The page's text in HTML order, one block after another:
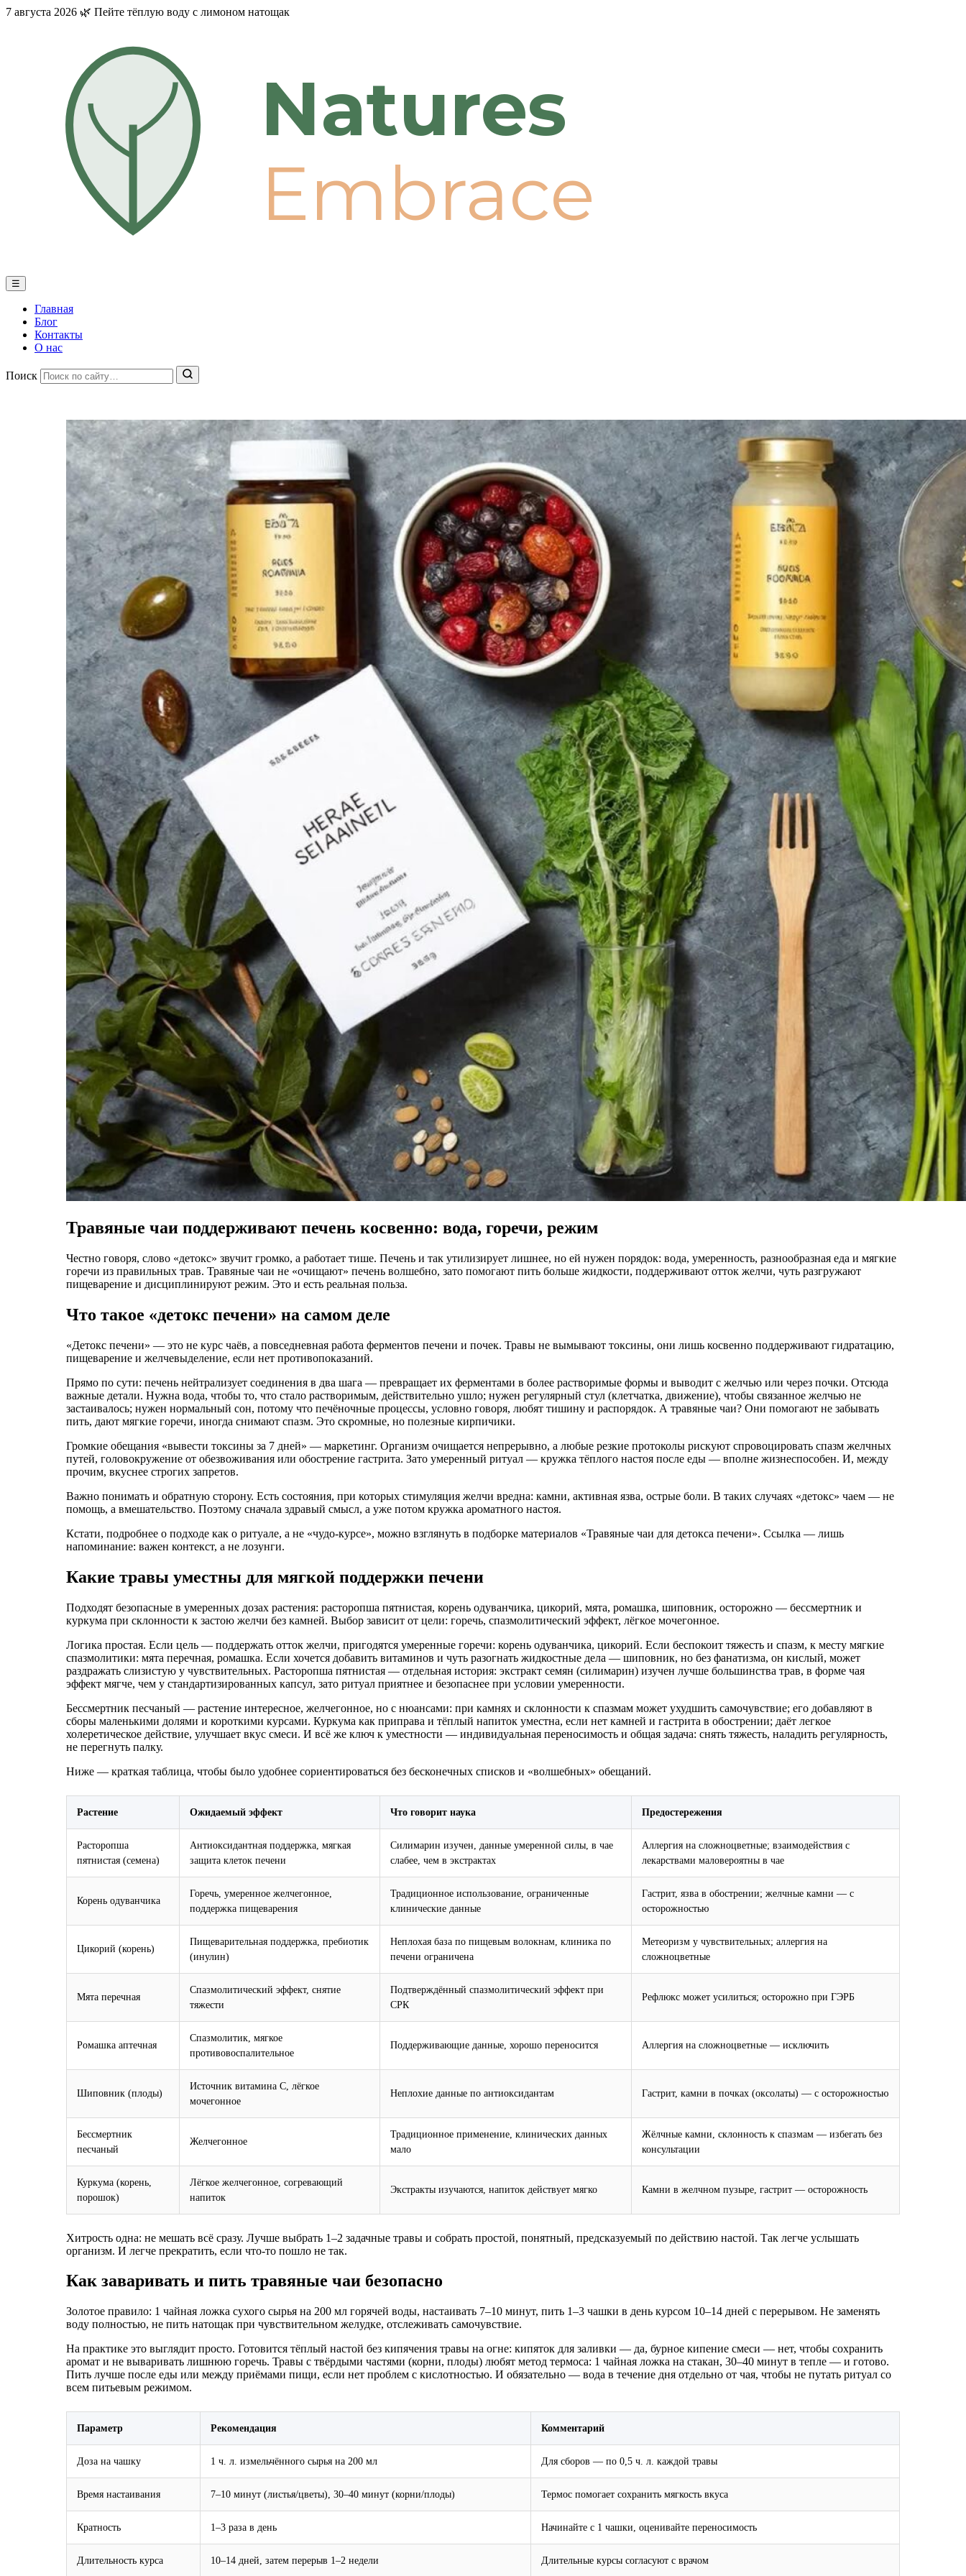
7 августа 2026 🌿 Пейте тёплую воду с лимоном натощак
Natures
Embrace
☰
Главная
Блог
Контакты
О нас
Поиск
Травяные чаи поддерживают печень косвенно: вода, горечи, режим
Честно говоря, слово «детокс» звучит громко, а работает тише. Печень и так утилизирует лишнее, но ей нужен порядок: вода, умеренность, разнообразная еда и мягкие
горечи из правильных трав. Травяные чаи не «очищают» печень волшебно, зато помогают пить больше жидкости, поддерживают отток желчи, чуть разгружают
пищеварение и дисциплинируют режим. Это и есть реальная польза.
Что такое «детокс печени» на самом деле
«Детокс печени» — это не курс чаёв, а повседневная работа ферментов печени и почек. Травы не вымывают токсины, они лишь косвенно поддерживают гидратацию,
пищеварение и желчевыделение, если нет противопоказаний.
Прямо по сути: печень нейтрализует соединения в два шага — превращает их ферментами в более растворимые формы и выводит с желчью или через почки. Отсюда
важные детали. Нужна вода, чтобы то, что стало растворимым, действительно ушло; нужен регулярный стул (клетчатка, движение), чтобы связанное желчью не
застаивалось; нужен нормальный сон, потому что печёночные процессы, условно говоря, любят тишину и распорядок. А травяные чаи? Они помогают не забывать
пить, дают мягкие горечи, иногда снимают спазм. Это скромные, но полезные кирпичики.
Громкие обещания «вывести токсины за 7 дней» — маркетинг. Организм очищается непрерывно, а любые резкие протоколы рискуют спровоцировать спазм желчных
путей, головокружение от обезвоживания или обострение гастрита. Зато умеренный ритуал — кружка тёплого настоя после еды — вполне жизнеспособен. И, между
прочим, вкуснее строгих запретов.
Важно понимать и обратную сторону. Есть состояния, при которых стимуляция желчи вредна: камни, активная язва, острые боли. В таких случаях «детокс» чаем — не
помощь, а вмешательство. Поэтому сначала здравый смысл, а уже потом кружка ароматного настоя.
Кстати, подробнее о подходе как о ритуале, а не «чудо-курсе», можно взглянуть в подборке материалов «Травяные чаи для детокса печени». Ссылка — лишь
напоминание: важен контекст, а не лозунги.
Какие травы уместны для мягкой поддержки печени
Подходят безопасные в умеренных дозах растения: расторопша пятнистая, корень одуванчика, цикорий, мята, ромашка, шиповник, осторожно — бессмертник и
куркума при склонности к застою желчи без камней. Выбор зависит от цели: горечь, спазмолитический эффект, лёгкое мочегонное.
Логика простая. Если цель — поддержать отток желчи, пригодятся умеренные горечи: корень одуванчика, цикорий. Если беспокоит тяжесть и спазм, к месту мягкие
спазмолитики: мята перечная, ромашка. Если хочется добавить витаминов и чуть разогнать жидкостные дела — шиповник, но без фанатизма, он кислый, может
раздражать слизистую у чувствительных. Расторопша пятнистая — отдельная история: экстракт семян (силимарин) изучен лучше большинства трав, в форме чая
эффект мягче, чем у стандартизированных капсул, зато ритуал приятнее и безопаснее при условии умеренности.
Бессмертник песчаный — растение интересное, желчегонное, но с нюансами: при камнях и склонности к спазмам может ухудшить самочувствие; его добавляют в
сборы маленькими долями и короткими курсами. Куркума как приправа и тёплый напиток уместна, если нет камней и гастрита в обострении; даёт легкое
холеретическое действие, улучшает вкус смеси. И всё же ключ к уместности — индивидуальная переносимость и общая задача: снять тяжесть, наладить регулярность,
не перегнуть палку.
Ниже — краткая таблица, чтобы было удобнее сориентироваться без бесконечных списков и «волшебных» обещаний.
Растение Ожидаемый эффект Что говорит наука Предостережения
Расторопша
пятнистая (семена)
Антиоксидантная поддержка, мягкая
защита клеток печени
Силимарин изучен, данные умеренной силы, в чае
слабее, чем в экстрактах
Аллергия на сложноцветные; взаимодействия с
лекарствами маловероятны в чае
Корень одуванчика
Горечь, умеренное желчегонное,
поддержка пищеварения
Традиционное использование, ограниченные
клинические данные
Гастрит, язва в обострении; желчные камни — с
осторожностью
Цикорий (корень)
Пищеварительная поддержка, пребиотик
(инулин)
Неплохая база по пищевым волокнам, клиника по
печени ограничена
Метеоризм у чувствительных; аллергия на
сложноцветные
Мята перечная
Спазмолитический эффект, снятие
тяжести
Подтверждённый спазмолитический эффект при
СРК
Рефлюкс может усилиться; осторожно при ГЭРБ
Ромашка аптечная
Спазмолитик, мягкое
противовоспалительное
Поддерживающие данные, хорошо переносится Аллергия на сложноцветные — исключить
Шиповник (плоды)
Источник витамина С, лёгкое
мочегонное
Неплохие данные по антиоксидантам Гастрит, камни в почках (оксолаты) — с осторожностью
Бессмертник
песчаный
Желчегонное
Традиционное применение, клинических данных
мало
Жёлчные камни, склонность к спазмам — избегать без
консультации
Куркума (корень,
порошок)
Лёгкое желчегонное, согревающий
напиток
Экстракты изучаются, напиток действует мягко Камни в желчном пузыре, гастрит — осторожность
Хитрость одна: не мешать всё сразу. Лучше выбрать 1–2 задачные травы и собрать простой, понятный, предсказуемый по действию настой. Так легче услышать
организм. И легче прекратить, если что-то пошло не так.
Как заваривать и пить травяные чаи безопасно
Золотое правило: 1 чайная ложка сухого сырья на 200 мл горячей воды, настаивать 7–10 минут, пить 1–3 чашки в день курсом 10–14 дней с перерывом. Не заменять
воду полностью, не пить натощак при чувствительном желудке, отслеживать самочувствие.
На практике это выглядит просто. Готовится тёплый настой без кипячения травы на огне: кипяток для заливки — да, бурное кипение смеси — нет, чтобы сохранить
аромат и не вываривать лишнюю горечь. Травы с твёрдыми частями (корни, плоды) любят метод термоса: 1 чайная ложка на стакан, 30–40 минут в тепле — и готово.
Пить лучше после еды или между приёмами пищи, если нет проблем с кислотностью. И обязательно — вода в течение дня отдельно от чая, чтобы не путать ритуал со
всем питьевым режимом.
Параметр Рекомендация Комментарий
Доза на чашку 1 ч. л. измельчённого сырья на 200 мл Для сборов — по 0,5 ч. л. каждой травы
Время настаивания 7–10 минут (листья/цветы), 30–40 минут (корни/плоды) Термос помогает сохранить мягкость вкуса
Кратность 1–3 раза в день Начинайте с 1 чашки, оценивайте переносимость
Длительность курса 10–14 дней, затем перерыв 1–2 недели Длительные курсы согласуют с врачом